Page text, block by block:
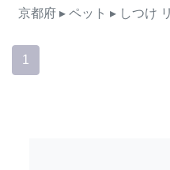
京都府 ▸ ペット ▸ しつけ
1